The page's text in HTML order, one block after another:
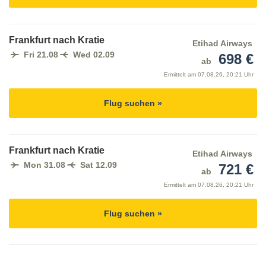
Frankfurt nach Kratie
Fri 21.08 Wed 02.09
Etihad Airways
ab
698 €
Ermittelt am 07.08.26, 20:21 Uhr
Flug suchen »
Frankfurt nach Kratie
Mon 31.08 Sat 12.09
Etihad Airways
ab
721 €
Ermittelt am 07.08.26, 20:21 Uhr
Flug suchen »